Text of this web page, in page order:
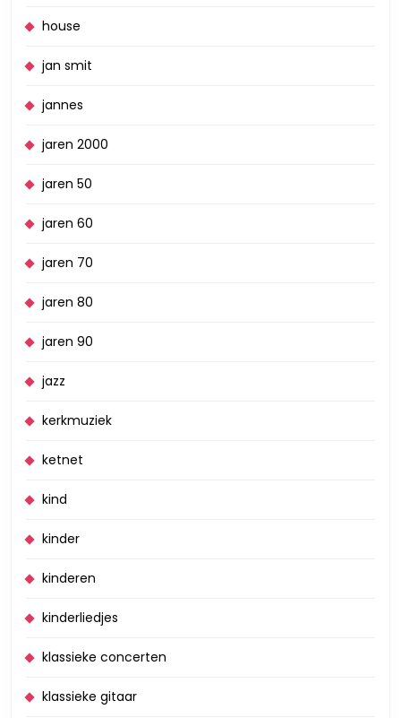
house
jan smit
jannes
jaren 2000
jaren 50
jaren 60
jaren 70
jaren 80
jaren 90
jazz
kerkmuziek
ketnet
kind
kinder
kinderen
kinderliedjes
klassieke concerten
klassieke gitaar